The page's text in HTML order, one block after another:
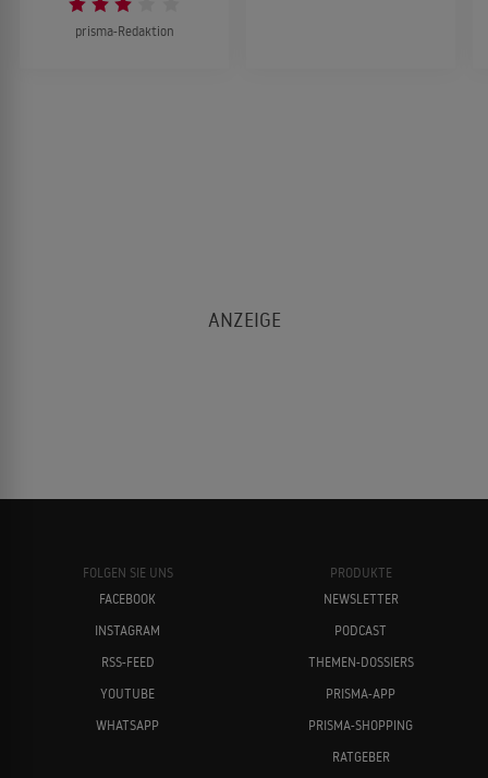
prisma-Redaktion
FOLGEN SIE UNS
FACEBOOK
INSTAGRAM
RSS-FEED
YOUTUBE
WHATSAPP
PRODUKTE
NEWSLETTER
PODCAST
THEMEN-DOSSIERS
PRISMA-APP
PRISMA-SHOPPING
RATGEBER